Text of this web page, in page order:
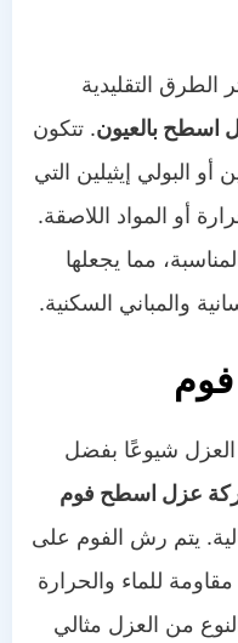
التقليدية
اسطح بالعيون. تتكون
البولي إيثيلين التي
أو المواد اللاصقة.
مما يجعلها
والمباني السكنية.
العزل شيوعًا بفضل
عزل اسطح فوم
يتم رش الفوم على
للماء والحرارة
من العزل مثالي